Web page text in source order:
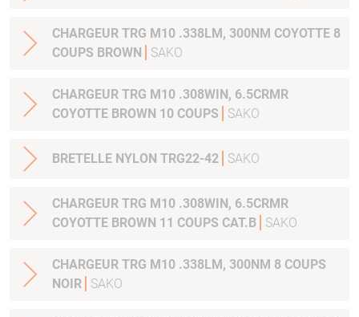
CHARGEUR TRG M10 .338LM, 300NM COYOTTE 8
COUPS BROWN
SAKO
CHARGEUR TRG M10 .308WIN, 6.5CRMR
COYOTTE BROWN 10 COUPS
SAKO
BRETELLE NYLON TRG22-42 SAKO
CHARGEUR TRG M10 .308WIN, 6.5CRMR
COYOTTE BROWN 11 COUPS CAT.B
SAKO
CHARGEUR TRG M10 .338LM, 300NM 8 COUPS
NOIR
SAKO